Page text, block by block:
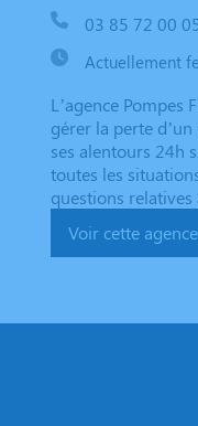
03 85 72 00
Actuellement
L’agence Pompes
gérer la perte
ses alentours 24h
toutes les
questions relatives
Voir cette agence